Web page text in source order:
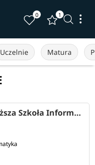
0 1
Uczelnie Matura
Warszawska Wyższa Szkoła Informatyki